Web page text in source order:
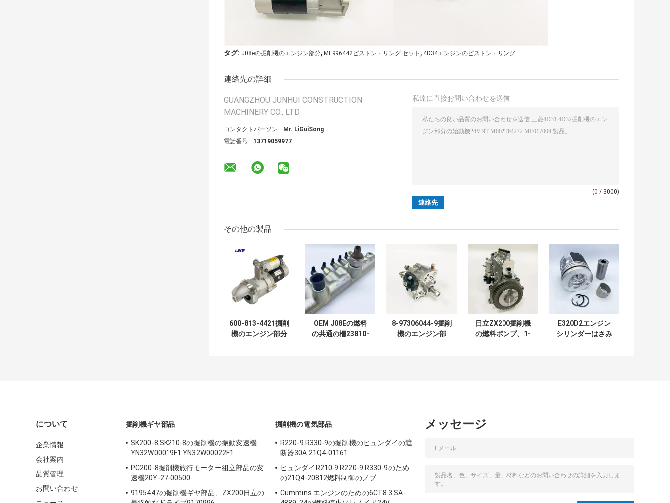
タグ: J08eの掘削機のエンジン部分, ME996442ピストン・リング セット , 4D34エンジンのピストン・リング
連絡先の詳細
GUANGZHOU JUNHUI CONSTRUCTION
MACHINERY CO., LTD.
コンタクトパーソン:
Mr. LiGuiSong
電話番号:
13719059977
私達に直接お問い合わせを送信
(0 / 3000)
その他の製品
600-813-4421掘削
機のエンジン部分
OEM J08Eの燃料
の共通の柵23810-
8-97306044-9掘削
機のエンジン部
日立ZX200掘削機
の燃料ポンプ、1-
E320D2エンジン
シリンダーはさみ
について
企業情報
会社案内
品質管理
お問い合わせ
掘削機ギヤ部品
SK200-8 SK210-8の掘削機の振動変速機
YN32W00019F1 YN32W00022F1
PC200-8掘削機旅行モーター組立部品の変
速機20Y-27-00500
9195447の掘削機ギヤ部品、ZX200日立の
掘削機の電気部品
R220-9 R330-9の掘削機のヒュンダイの遮
断器30A 21Q4-01161
ヒュンダイR210-9 R220-9 R330-9のため
の21Q4-20812燃料制御のノブ
Cummins エンジンのための6CT8.3 SA-
メッセージ